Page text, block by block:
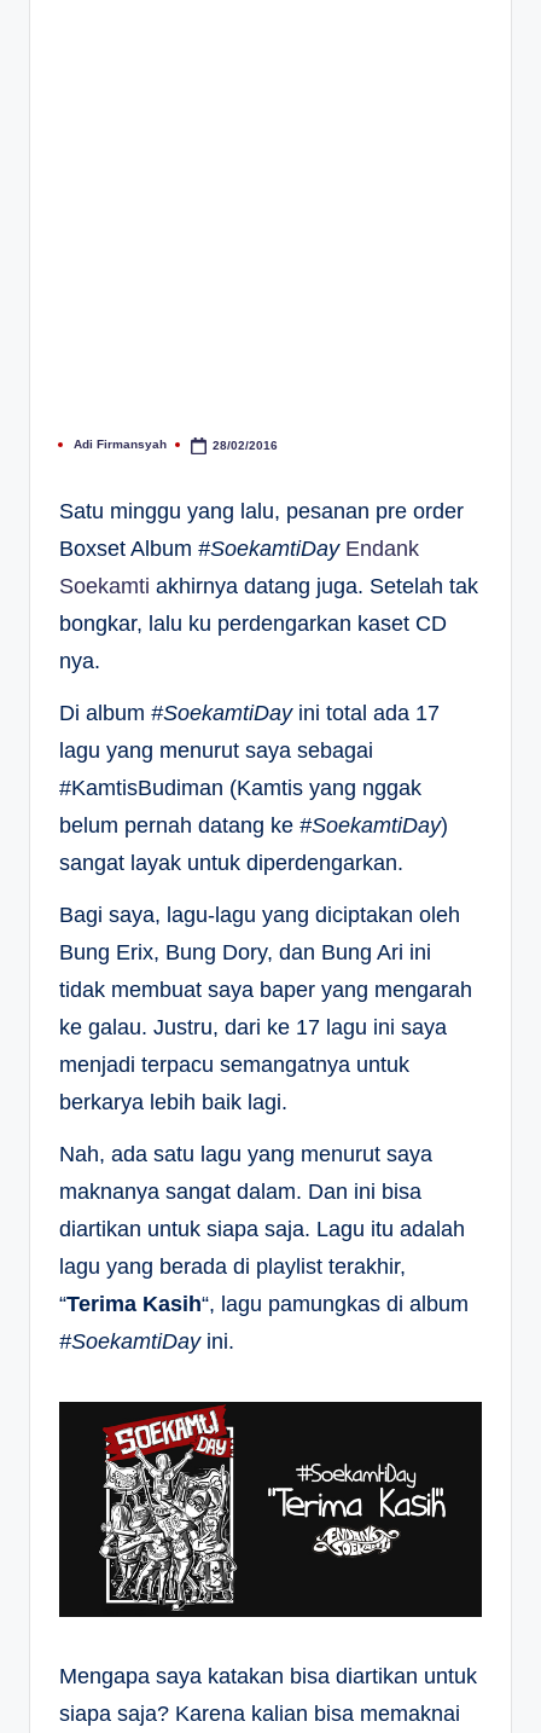
Posted
Adi Firmansyah 28/02/2016
Satu minggu yang lalu, pesanan pre order
Boxset Album #SoekamtiDay Endank
Soekamti akhirnya datang juga. Setelah tak
bongkar, lalu ku perdengarkan kaset CD
nya.
Di album #SoekamtiDayini total ada 17
lagu yang menurut saya sebagai
#KamtisBudiman (Kamtis yang nggak
belum pernah datang ke #SoekamtiDay)
sangat layak untuk diperdengarkan.
Bagi saya, lagu-lagu yang diciptakan oleh
Bung Erix, Bung Dory, dan Bung Ari ini
tidak membuat saya baper yang mengarah
ke galau. Justru, dari ke 17 lagu ini saya
menjadi terpacu semangatnya untuk
berkarya lebih baik lagi.
Nah, ada satu lagu yang menurut saya
maknanya sangat dalam. Dan ini bisa
diartikan untuk siapa saja. Lagu itu adalah
lagu yang berada di playlist terakhir,
“Terima Kasih“, lagu pamungkas di album
#SoekamtiDayini.
Mengapa saya katakan bisa diartikan untuk
siapa saja? Karena kalian bisa memaknai